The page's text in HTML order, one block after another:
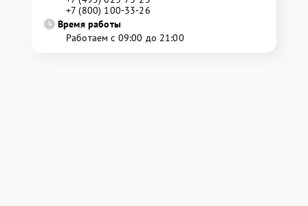
+7 (800) 100-33-26
Время работы
Работаем с 09:00 до 21:00